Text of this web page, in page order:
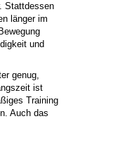
Stattdessen
länger im
und
genug,
ist
Training
Auch das